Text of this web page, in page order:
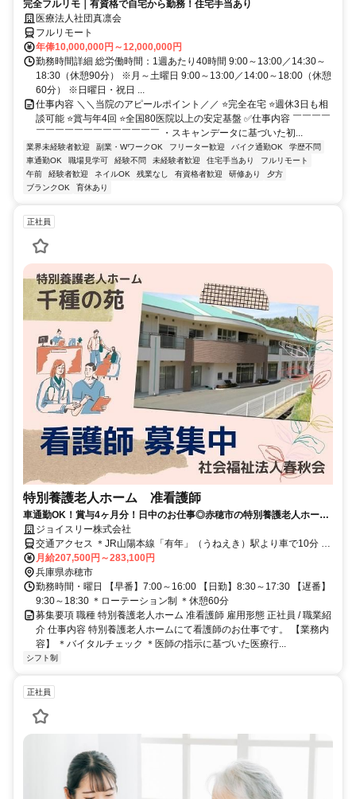
完全フルリモ｜有資格で自宅から勤務！住宅手当あり
医療法人社団真凛会
フルリモート
年俸10,000,000円～12,000,000円
勤務時間詳細 総労働時間：1週あたり40時間 9:00～13:00／14:30～
18:30（休憩90分） ※月～土曜日 9:00～13:00／14:00～18:00（休憩
60分） ※日曜日・祝日 ...
仕事内容 ＼＼当院のアピールポイント／／ ⭐完全在宅 ⭐週休3日も相
談可能 ⭐賞与年4回 ⭐全国80医院以上の安定基盤 ✅仕事内容 ￣￣￣￣
￣￣￣￣￣￣￣￣￣￣￣￣￣ ・スキャンデータに基づいた初...
業界未経験者歓迎 副業・WワークOK フリーター歓迎 バイク通勤OK
学歴不問
車通勤OK
職場見学可 経験不問 未経験者歓迎 住宅手当あり
フルリモート
午前
経験者歓迎 ネイルOK 残業なし 有資格者歓迎 研修あり
夕方
ブランクOK
育休あり
正社員
特別養護老人ホーム 准看護師
車通勤OK！賞与4ヶ月分！日中のお仕事◎赤穂市の特別養護老人ホーム
にて看護師募集中です！【イチオシ】
ジョイスリー株式会社
交通アクセス ＊JR山陽本線「有年」（うねえき）駅より車で10分 ＊
JR山陽本線・智頭急行「上郡」駅より車で15分
月給207,500円～283,100円
兵庫県赤穂市
勤務時間・曜日 【早番】7:00～16:00 【日勤】8:30～17:30 【遅番】
9:30～18:30 ＊ローテーション制 ＊休憩60分
募集要項 職種 特別養護老人ホーム 准看護師 雇用形態 正社員 / 職業紹
介 仕事内容 特別養護老人ホームにて看護師のお仕事です。 【業務内
容】 ＊バイタルチェック ＊医師の指示に基づいた医療行...
シフト制
正社員